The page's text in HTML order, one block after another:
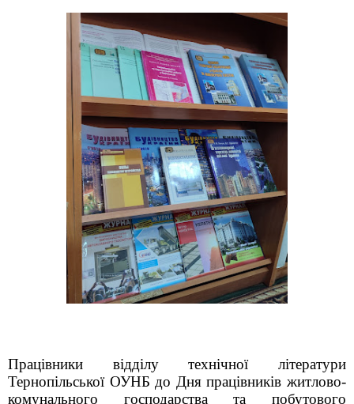
Працівники відділу технічної літератури
Тернопільської ОУНБ до Дня працівників житлово-
комунального господарства та побутового